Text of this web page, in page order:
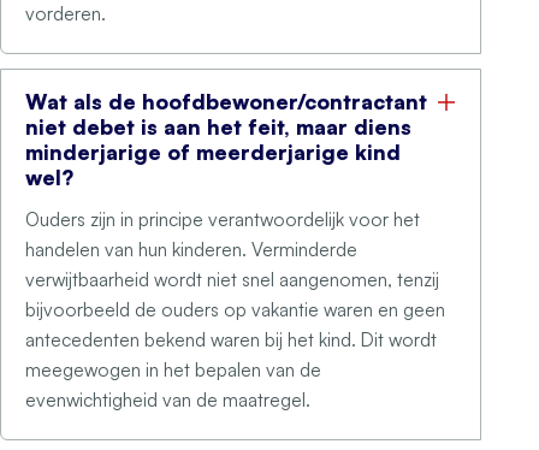
vorderen.
Wat als de hoofdbewoner/contractant
niet debet is aan het feit, maar diens
minderjarige of meerderjarige kind
wel?
Ouders zijn in principe verantwoordelijk voor het
handelen van hun kinderen. Verminderde
verwijtbaarheid wordt niet snel aangenomen, tenzij
bijvoorbeeld de ouders op vakantie waren en geen
antecedenten bekend waren bij het kind. Dit wordt
meegewogen in het bepalen van de
evenwichtigheid van de maatregel.